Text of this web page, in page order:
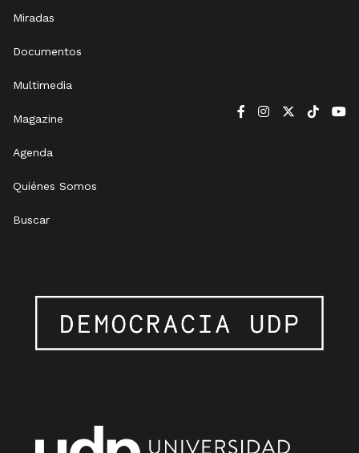
Miradas
Documentos
Multimedia
Magazine
Agenda
Quiénes Somos
Buscar